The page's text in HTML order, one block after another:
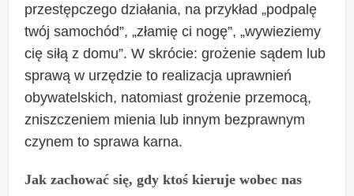
przestępczego działania, na przykład „podpalę
twój samochód”, „złamię ci nogę”, „wywieziemy
cię siłą z domu”. W skrócie: grożenie sądem lub
sprawą w urzędzie to realizacja uprawnień
obywatelskich, natomiast grożenie przemocą,
zniszczeniem mienia lub innym bezprawnym
czynem to sprawa karna.
Jak zachować się, gdy ktoś kieruje wobec nas